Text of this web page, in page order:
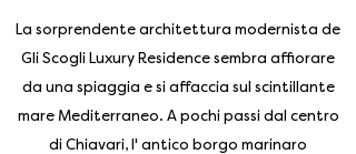
La sorprendente architettura modernista de
Gli Scogli Luxury Residence sembra affiorare
da una spiaggia e si affaccia sul scintillante
mare Mediterraneo. A pochi passi dal centro
di Chiavari, l' antico borgo marinaro